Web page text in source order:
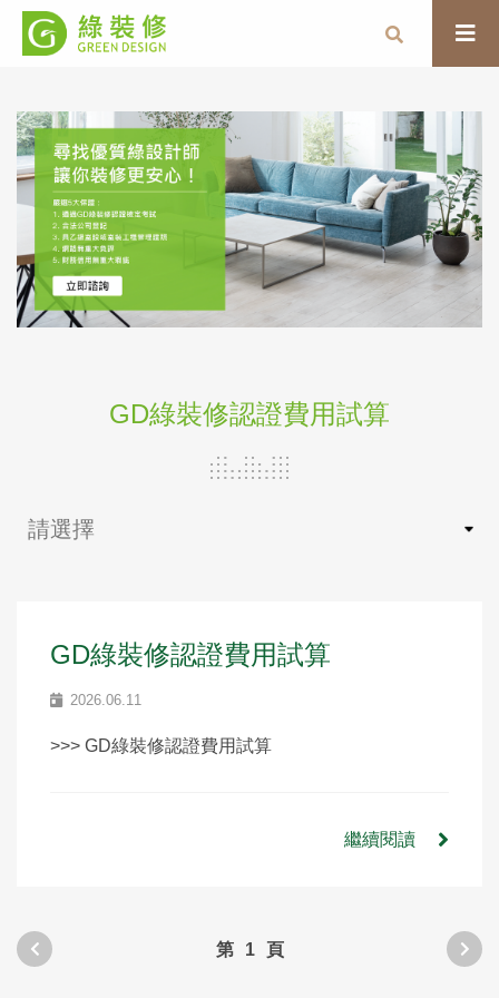
GD綠裝修認證費用試算
GD綠裝修認證費用試算
2026.06.11
>>> GD綠裝修認證費用試算
繼續閱讀
第 1 頁